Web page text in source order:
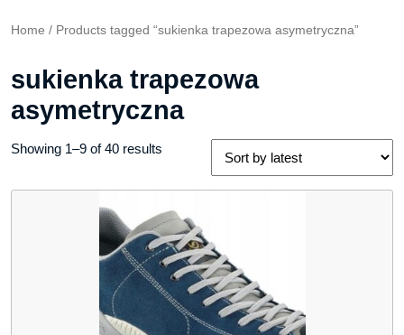
Home / Products tagged “sukienka trapezowa asymetryczna”
sukienka trapezowa
asymetryczna
Showing 1–9 of 40 results